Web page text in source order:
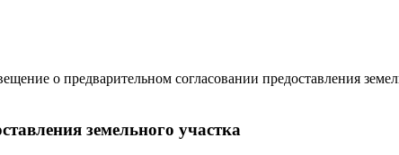
о предварительном согласовании предоставления
земельного участка